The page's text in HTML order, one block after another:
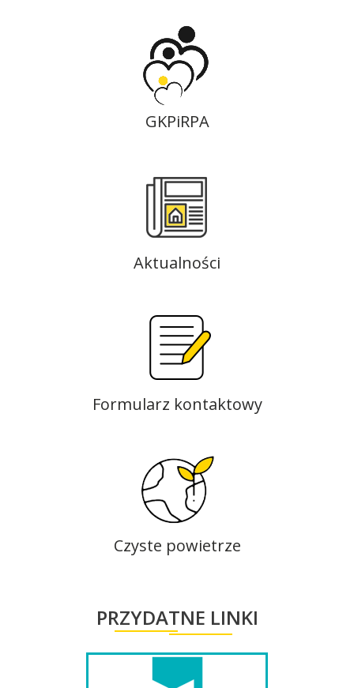
GKPiRPA
Aktualności
Formularz kontaktowy
Czyste powietrze
PRZYDATNE LINKI